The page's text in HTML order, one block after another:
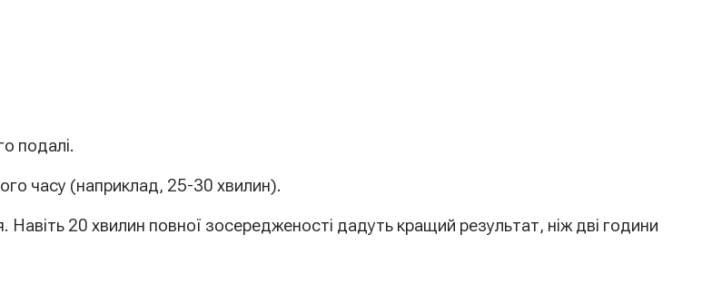
подалі.
часу (наприклад, 25-30 хвилин).
20 хвилин повної зосередженості дадуть кращий результат, ніж дві години